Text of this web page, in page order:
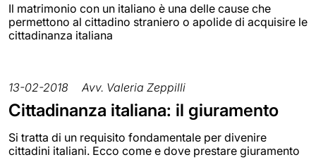
Il matrimonio con un italiano è una delle cause che
permettono al cittadino straniero o apolide di acquisire le
cittadinanza italiana
13-02-2018 Avv. Valeria Zeppilli
Cittadinanza italiana: il giuramento
Si tratta di un requisito fondamentale per divenire
cittadini italiani. Ecco come e dove prestare giuramento